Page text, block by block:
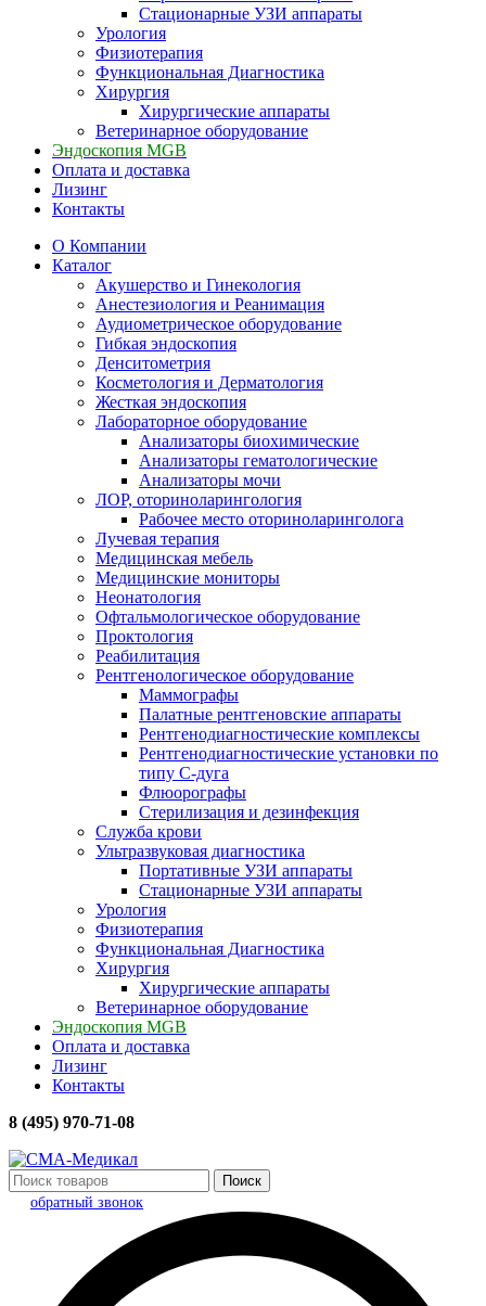
Стационарные УЗИ аппараты
Урология
Физиотерапия
Функциональная Диагностика
Хирургия
Хирургические аппараты
Ветеринарное оборудование
Эндоскопия MGB
Оплата и доставка
Лизинг
Контакты
О Компании
Каталог
Акушерство и Гинекология
Анестезиология и Реанимация
Аудиометрическое оборудование
Гибкая эндоскопия
Денситометрия
Косметология и Дерматология
Жесткая эндоскопия
Лабораторное оборудование
Анализаторы биохимические
Анализаторы гематологические
Анализаторы мочи
ЛОР, оториноларингология
Рабочее место оториноларинголога
Лучевая терапия
Медицинская мебель
Медицинские мониторы
Неонатология
Офтальмологическое оборудование
Проктология
Реабилитация
Рентгенологическое оборудование
Маммографы
Палатные рентгеновские аппараты
Рентгенодиагностические комплексы
Рентгенодиагностические установки по
типу С-дуга
Флюорографы
Стерилизация и дезинфекция
Служба крови
Ультразвуковая диагностика
Портативные УЗИ аппараты
Стационарные УЗИ аппараты
Урология
Физиотерапия
Функциональная Диагностика
Хирургия
Хирургические аппараты
Ветеринарное оборудование
Эндоскопия MGB
Оплата и доставка
Лизинг
Контакты
8 (495) 970-71-08
Поиск
обратный звонок